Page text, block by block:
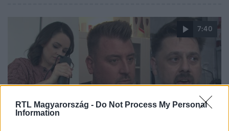
RTL Magyarország - Do Not Process My Personal
Information
7:40